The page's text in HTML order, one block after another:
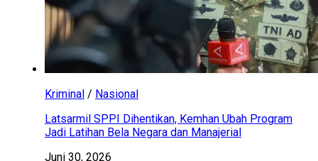
Kriminal / Nasional
Latsarmil SPPI Dihentikan, Kemhan Ubah Program
Jadi Latihan Bela Negara dan Manajerial
Juni 30, 2026